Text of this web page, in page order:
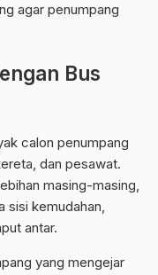
agar penumpang
Bus
calon penumpang
dan pesawat.
masing-masing,
sisi kemudahan,
antar.
yang mengejar